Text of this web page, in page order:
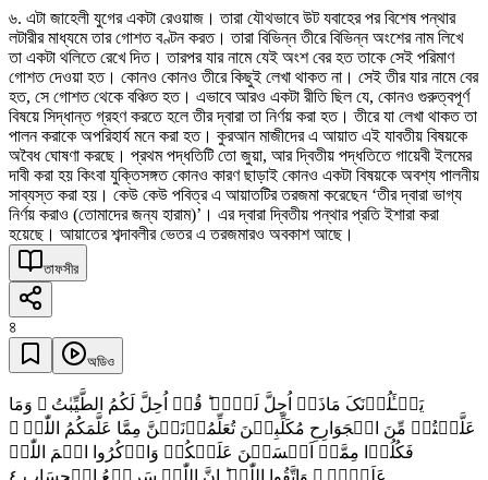
৬. এটা জাহেলী যুগের একটা রেওয়াজ। তারা যৌথভাবে উট যবাহের পর বিশেষ পন্থার
লটারীর মাধ্যমে তার গোশত বণ্টন করত। তারা বিভিন্ন তীরে বিভিন্ন অংশের নাম লিখে
তা একটা থলিতে রেখে দিত। তারপর যার নামে যেই অংশ বের হত তাকে সেই পরিমাণ
গোশত দেওয়া হত। কোনও কোনও তীরে কিছুই লেখা থাকত না। সেই তীর যার নামে বের
হত, সে গোশত থেকে বঞ্চিত হত। এভাবে আরও একটা রীতি ছিল যে, কোনও গুরুত্বপূর্ণ
বিষয়ে সিদ্ধান্ত গ্রহণ করতে হলে তীর দ্বারা তা নির্ণয় করা হত। তীরে যা লেখা থাকত তা
পালন করাকে অপরিহার্য মনে করা হত। কুরআন মাজীদের এ আয়াত এই যাবতীয় বিষয়কে
অবৈধ ঘোষণা করছে। প্রথম পদ্ধতিটি তো জুয়া, আর দ্বিতীয় পদ্ধতিতে গায়েবী ইলমের
দাবী করা হয় কিংবা যুক্তিসঙ্গত কোনও কারণ ছাড়াই কোনও একটা বিষয়কে অবশ্য পালনীয়
সাব্যস্ত করা হয়। কেউ কেউ পবিত্র এ আয়াতটির তরজমা করেছেন ‘তীর দ্বারা ভাগ্য
নির্ণয় করাও (তোমাদের জন্য হারাম)’। এর দ্বারা দ্বিতীয় পন্থার প্রতি ইশারা করা
হয়েছে। আয়াতের শব্দাবলীর ভেতর এ তরজমারও অবকাশ আছে।
তাফসীর
৪
অডিও
یَسۡـَٔلُوۡنَکَ مَاذَاۤ اُحِلَّ لَہُمۡ ؕ قُلۡ اُحِلَّ لَکُمُ الطَّیِّبٰتُ ۙ وَمَا
عَلَّمۡتُمۡ مِّنَ الۡجَوَارِحِ مُکَلِّبِیۡنَ تُعَلِّمُوۡنَہُنَّ مِمَّا عَلَّمَکُمُ اللّٰہُ ۫
فَکُلُوۡا مِمَّاۤ اَمۡسَکۡنَ عَلَیۡکُمۡ وَاذۡکُرُوا اسۡمَ اللّٰہِ
عَلَیۡہِ ۪ وَاتَّقُوا اللّٰہَ ؕ اِنَّ اللّٰہَ سَرِیۡعُ الۡحِسَابِ ٤